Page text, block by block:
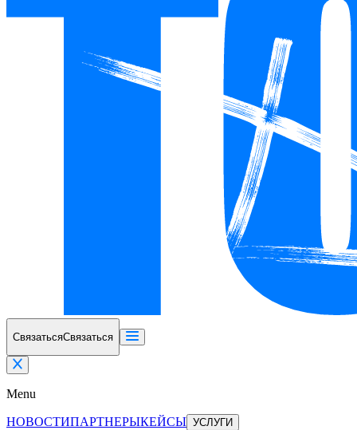
СвязатьсяСвязаться
Menu
НОВОСТИПАРТНЕРЫКЕЙСЫ УСЛУГИ